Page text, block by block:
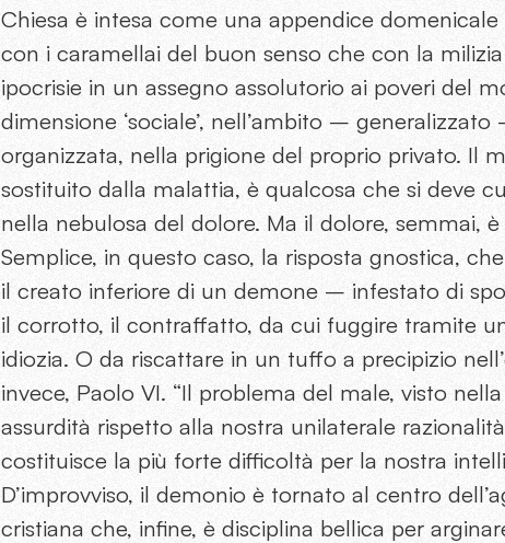
Chiesa è intesa come una appendice
con i caramellai del buon senso che con la
ipocrisie in un assegno assolutorio ai poveri del
dimensione ‘sociale’, nell’ambito –
organizzata, nella prigione del proprio privato. Il
sostituito dalla malattia, è qualcosa che si deve
nella nebulosa del dolore. Ma il dolore, semmai,
Semplice, in questo caso, la risposta gnostica,
il creato inferiore di un demone – infestato di
il corrotto, il contraffatto, da cui fuggire tramite
idiozia. O da riscattare in un tuffo a precipizio
invece, Paolo VI. “Il problema del male, visto
assurdità rispetto alla nostra unilaterale
costituisce la più forte difficoltà per la nostra
D’improvviso, il demonio è tornato al centro
cristiana che, infine, è disciplina bellica per